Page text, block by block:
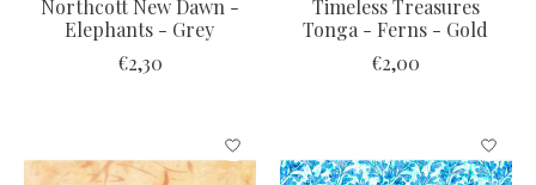
Northcott New Dawn -
Elephants - Grey
€2,30
Timeless Treasures
Tonga - Ferns - Gold
€2,00